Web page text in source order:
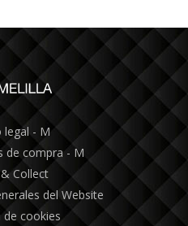
legal - M
de compra - M
Collect
del Website
de cookies